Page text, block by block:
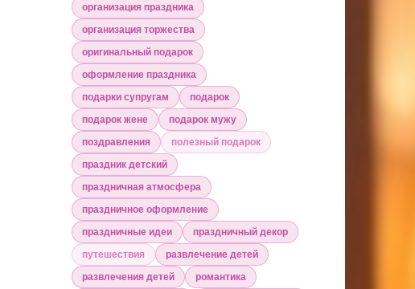
организация праздника
организация торжества
оригинальный подарок
оформление праздника
подарки супругам
подарок
подарок жене
подарок мужу
поздравления
полезный подарок
праздник детский
праздничная атмосфера
праздничное оформление
праздничные идеи
праздничный декор
путешествия
развлечение детей
развлечения детей
романтика